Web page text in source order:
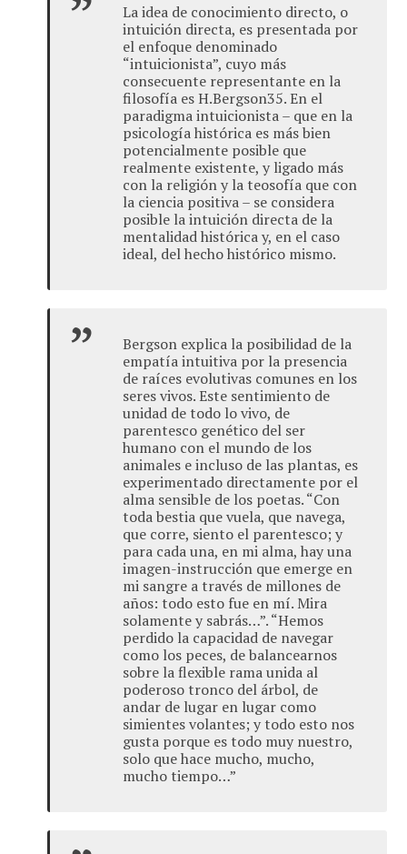
La idea de conocimiento directo, o
intuición directa, es presentada por
el enfoque denominado
“intuicionista”, cuyo más
consecuente representante en la
filosofía es H.Bergson35. En el
paradigma intuicionista – que en la
psicología histórica es más bien
potencialmente posible que
realmente existente, y ligado más
con la religión y la teosofía que con
la ciencia positiva – se considera
posible la intuición directa de la
mentalidad histórica y, en el caso
ideal, del hecho histórico mismo.
Bergson explica la posibilidad de la
empatía intuitiva por la presencia
de raíces evolutivas comunes en los
seres vivos. Este sentimiento de
unidad de todo lo vivo, de
parentesco genético del ser
humano con el mundo de los
animales e incluso de las plantas, es
experimentado directamente por el
alma sensible de los poetas. “Con
toda bestia que vuela, que navega,
que corre, siento el parentesco; y
para cada una, en mi alma, hay una
imagen-instrucción que emerge en
mi sangre a través de millones de
años: todo esto fue en mí. Mira
solamente y sabrás…”. “Hemos
perdido la capacidad de navegar
como los peces, de balancearnos
sobre la flexible rama unida al
poderoso tronco del árbol, de
andar de lugar en lugar como
simientes volantes; y todo esto nos
gusta porque es todo muy nuestro,
solo que hace mucho, mucho,
mucho tiempo…”